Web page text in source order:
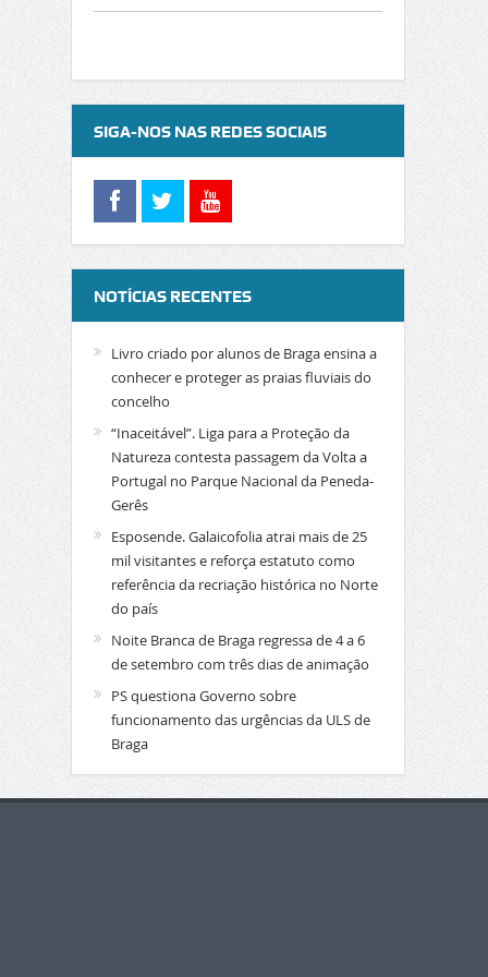
SIGA-NOS NAS REDES SOCIAIS
NOTÍCIAS RECENTES
Livro criado por alunos de Braga ensina a
conhecer e proteger as praias fluviais do
concelho
“Inaceitável”. Liga para a Proteção da
Natureza contesta passagem da Volta a
Portugal no Parque Nacional da Peneda-
Gerês
Esposende. Galaicofolia atrai mais de 25
mil visitantes e reforça estatuto como
referência da recriação histórica no Norte
do país
Noite Branca de Braga regressa de 4 a 6
de setembro com três dias de animação
PS questiona Governo sobre
funcionamento das urgências da ULS de
Braga